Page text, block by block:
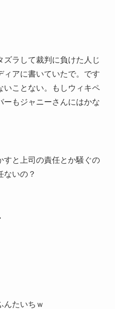
ズラして裁判に負けた人じ
ィアに書いていたで。です
いことない。もしウィキペ
ーもジャニーさんにはかな
すと上司の責任とか騒ぐの
ないの？
たいちｗ